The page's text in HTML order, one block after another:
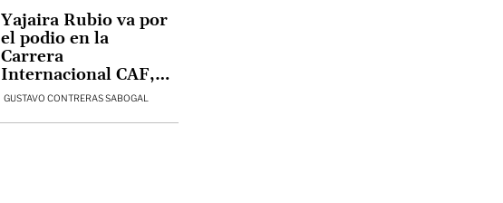
GUSTAVO CONTRERAS SABOGAL
Yajaira Rubio va por
el podio en la
Carrera
Internacional CAF,
en Caracas